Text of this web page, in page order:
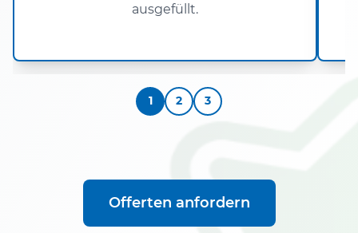
ausgefüllt.
1 2 3
Offerten anfordern